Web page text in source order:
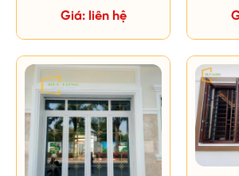
Giá: liên hệ